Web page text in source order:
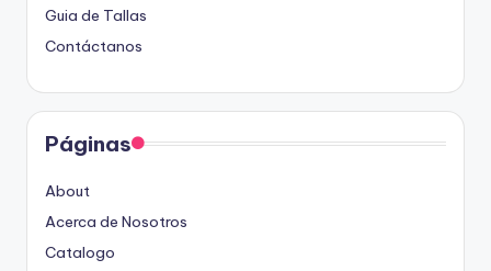
Guia de Tallas
Contáctanos
Páginas
About
Acerca de Nosotros
Catalogo